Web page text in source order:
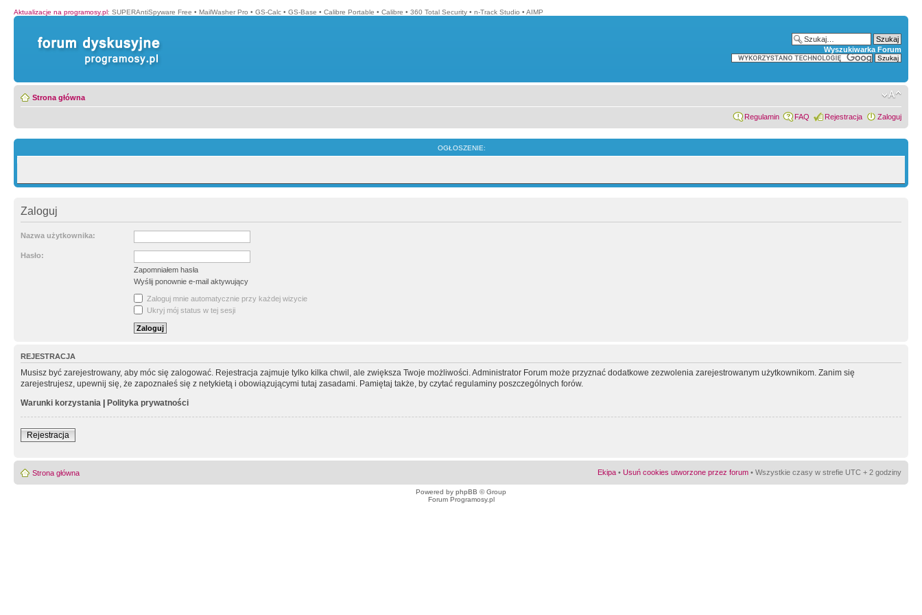
Aktualizacje na programosy.pl: SUPERAntiSpyware Free • MailWasher Pro • GS-Calc • GS-Base • Calibre Portable • Calibre • 360 Total Security • n-Track Studio • AIMP
Wyszukiwarka Forum
Strona główna
Regulamin FAQ Rejestracja Zaloguj
OGŁOSZENIE:
Zaloguj
Nazwa użytkownika:
Hasło:
Zapomniałem hasła
Wyślij ponownie e-mail aktywujący
Zaloguj mnie automatycznie przy każdej wizycie
Ukryj mój status w tej sesji
REJESTRACJA
Musisz być zarejestrowany, aby móc się zalogować. Rejestracja zajmuje tylko kilka chwil, ale zwiększa Twoje możliwości. Administrator Forum może przyznać dodatkowe zezwolenia zarejestrowanym użytkownikom. Zanim się
zarejestrujesz, upewnij się, że zapoznałeś się z netykietą i obowiązującymi tutaj zasadami. Pamiętaj także, by czytać regulaminy poszczególnych forów.
Warunki korzystania | Polityka prywatności
Rejestracja
Strona główna Ekipa • Usuń cookies utworzone przez forum • Wszystkie czasy w strefie UTC + 2 godziny
Powered by phpBB © Group
Forum Programosy.pl